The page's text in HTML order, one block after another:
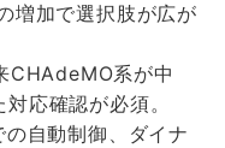
増加で選択肢が広が
CHAdeMO系が中
応確認が必須。
自動制御、ダイナ